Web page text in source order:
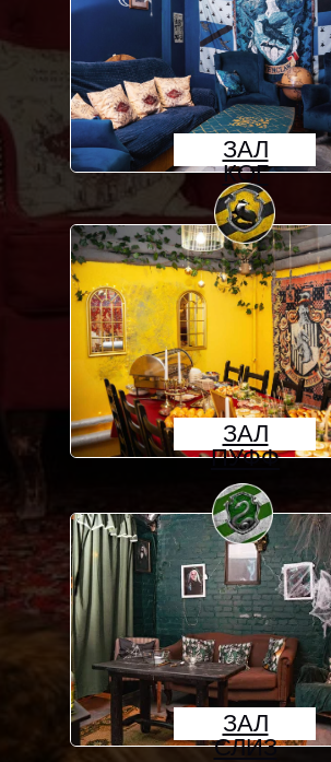
ЗАЛ
СЛИЗ
ЗАЛ
КОГ
ЗАЛ
ПУФФ